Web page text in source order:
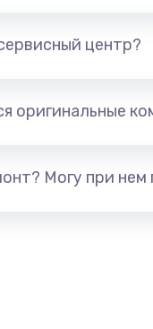
центр?
оригинальные
Могу при нем